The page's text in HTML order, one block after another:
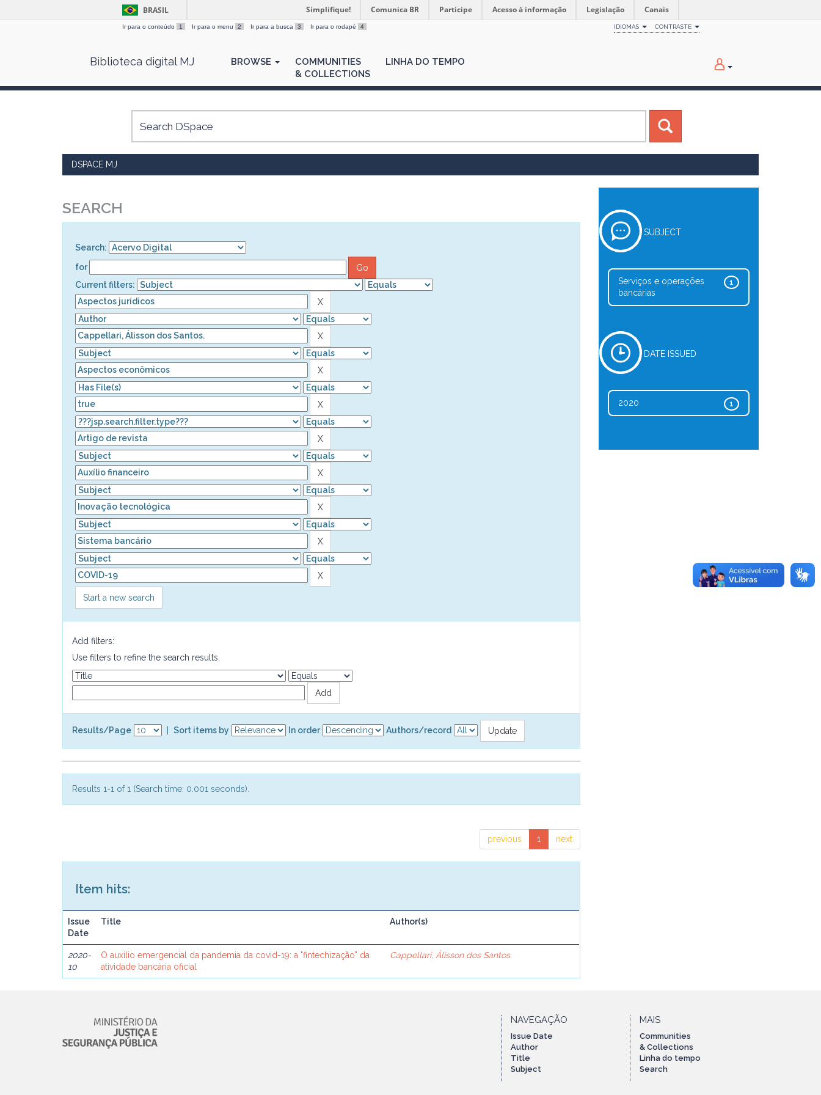
BRASIL Simplifique! Comunica BR Participe Acesso à informação Legislação Canais
Ir para o conteúdo 1 Ir para o menu 2 Ir para a busca 3 Ir para o rodapé 4 IDIOMAS CONTRASTE
Biblioteca digital MJ BROWSE
COMMUNITIES
& COLLECTIONS
LINHA DO TEMPO
DSPACE MJ
SEARCH
Search:
for
Current filters:
Start a new search
Add filters:
Use filters to refine the search results.
Results/Page Sort items by In order Authors/record
Results 1-1 of 1 (Search time: 0.001 seconds).
previous 1 next
Item hits:
Issue
Date
Title Author(s)
2020-
10
O auxílio emergencial da pandemia da covid-19: a "fintechização" da
atividade bancária oficial
Cappellari, Álisson dos Santos.
SUBJECT
1
Serviços e operações
bancárias
DATE ISSUED
1
2020
NAVEGAÇÃO
Issue Date
Author
Title
Subject
MAIS
Communities
& Collections
Linha do tempo
Search